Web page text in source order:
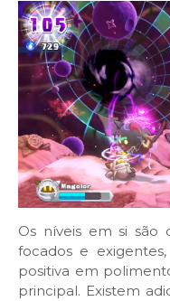
Os níveis em si são
focados e
positiva em
principal. Existem